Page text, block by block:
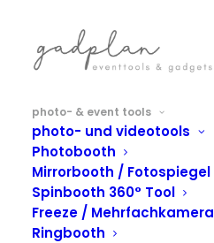
photo- & event tools
photo- und videotools
Photobooth
Mirrorbooth / Fotospiegel
Spinbooth 360° Tool
Freeze / Mehrfachkamera
Ringbooth